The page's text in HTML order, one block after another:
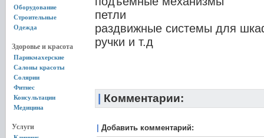
Оборудование
Строительные
Одежда
Здоровье и красота
Парикмахерские
Салоны красоты
Солярии
Фитнес
Консультации
Медицина
Услуги
петли
раздвижные системы для
ручки и т.д
Комментарии:
Добавить комментарий: